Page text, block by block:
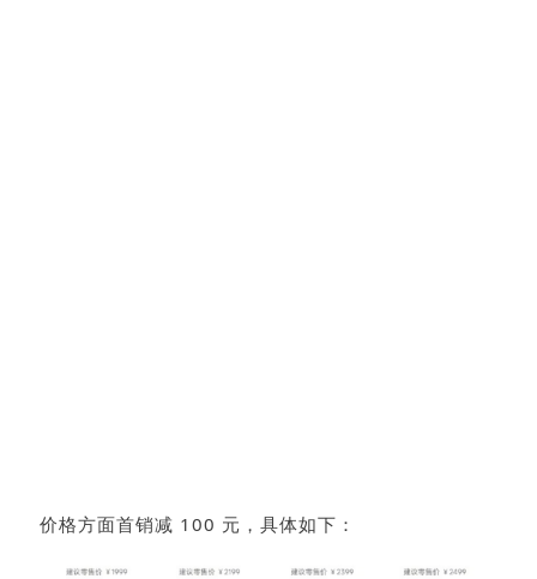
价格方面首销减 100 元，具体如下：